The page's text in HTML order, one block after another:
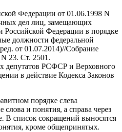
Федерации от 01.06.1998 N
дел лиц, замещающих
Российской Федерации в порядке
должности федеральной
от 01.07.2014)//Собрание
23. Ст. 2501.
депутатов РСФСР и Верховного
в действие Кодекса Законов
порядке слева
и понятия, а справа через
В список сокращений выносятся
кроме общепринятых.